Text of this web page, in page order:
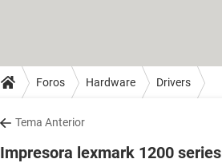
Foros Hardware Drivers
Tema Anterior
Impresora lexmark 1200 series